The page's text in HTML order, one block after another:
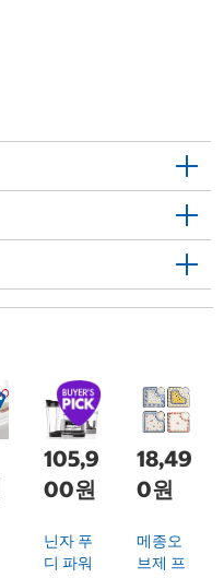
105,9
00원
닌자 푸
디 파워
18,49
0원
메종오
브제 프